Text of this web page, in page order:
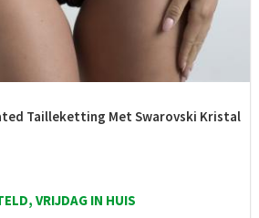
Tailleketting Met Swarovski Kristal
VRIJDAG IN HUIS